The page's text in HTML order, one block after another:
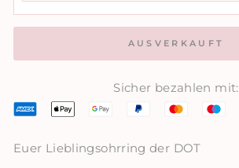
AUSVERKAUFT
Sicher bezahlen mit:
Euer Lieblingsohrring der DOT